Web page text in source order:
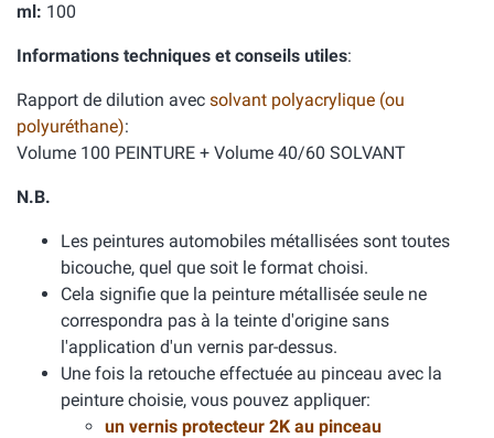
ml: 100
Informations techniques et conseils utiles:
Rapport de dilution avec solvant polyacrylique (ou
polyuréthane):
Volume 100 PEINTURE + Volume 40/60 SOLVANT
N.B.
Les peintures automobiles métallisées sont toutes
bicouche, quel que soit le format choisi.
Cela signifie que la peinture métallisée seule ne
correspondra pas à la teinte d'origine sans
l'application d'un vernis par-dessus.
Une fois la retouche effectuée au pinceau avec la
peinture choisie, vous pouvez appliquer:
un vernis protecteur 2K au pinceau